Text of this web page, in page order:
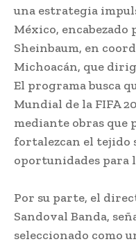
una estrategia
México,
Sheinbaum, en
Michoacán, que
El programa busca
Mundial de la FIFA
mediante obras que
fortalezcan el tejido
oportunidades para
Por su parte, el
Sandoval Banda,
seleccionado como